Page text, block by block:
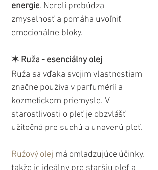
energie. Neroli prebúdza
zmyselnosť a pomáha uvoľniť
emocionálne bloky.
✶ Ruža - esenciálny olej
Ruža sa vďaka svojim vlastnostiam
značne používa v parfumérii a
kozmetickom priemysle. V
starostlivosti o pleť je obzvlášť
užitočná pre suchú a unavenú pleť.
Ružový olej má omladzujúce účinky,
takže je ideálny pre staršiu pleť a